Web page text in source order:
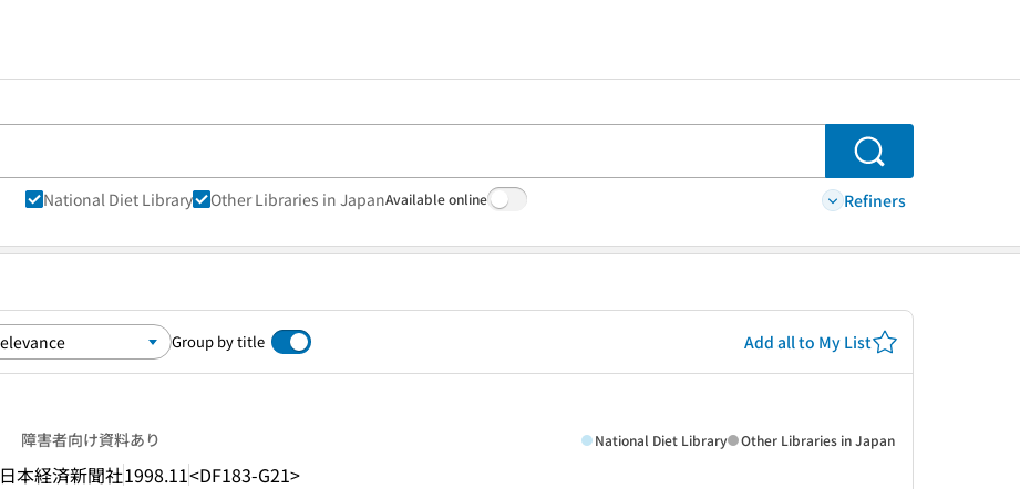
Search
National Diet Library Other Libraries in JapanAvailable online Refiners
Group by title Add all to My List
障害者向け資料あり
日本経済新聞社1998.11<DF183-G21>
National Diet Library Other Libraries in Japan